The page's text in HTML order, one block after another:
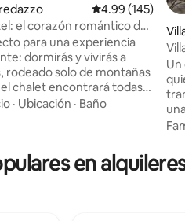
5, 270 reseñas
Calificación
4.99 (145)
el corazón romántico de
para una experiencia
dormirás y vivirás a
rodeado solo de montañas
el chalet encontrará todas
(jacuzzi, sauna, cocina
de los Pale di San
en madera de pino
· Ubicación · Baño
Un
en